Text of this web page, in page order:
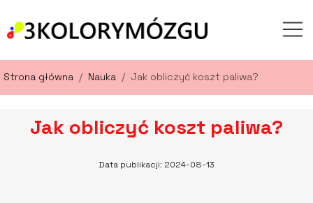
Strona główna / Nauka / Jak obliczyć koszt paliwa?
Jak obliczyć koszt paliwa?
Data publikacji: 2024-08-13